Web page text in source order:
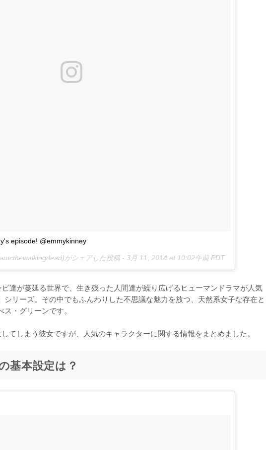
episode! @emmykinney
がシェアした投稿 - 3月 11, 2014 at 10:02午前 PDT
ビ達が蔓延る世界で、生き残った人間達が繰り広げるヒューマンドラマが人気
リーズ。その中でもふんわりした不思議な魅力を放つ、天然系女子な存在と
・グリーンです。
てしまう彼女ですが、人気のキャラクターに関する情報をまとめました。
基本設定は？